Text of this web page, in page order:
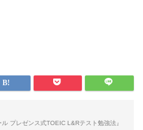
プレゼンス式TOEIC L&Rテスト勉強法』